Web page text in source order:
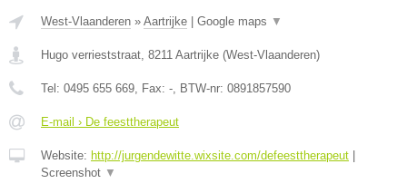
West-Vlaanderen » Aartrijke | Google maps ▼
Hugo verrieststraat 8211 Aartrijke (West-Vlaanderen)
Tel: 0495 655 669 , Fax: - , BTW-nr: 0891857590
E-mail › De feesttherapeut
Website: http://jurgendewitte.wixsite.com/defeesttherapeut |
Screenshot ▼